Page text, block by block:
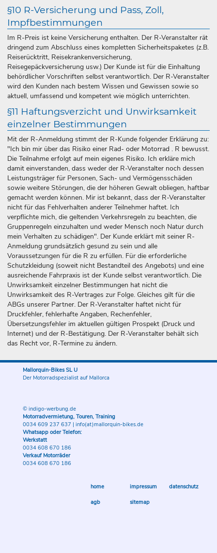
§10 R-Versicherung und Pass, Zoll,
Impfbestimmungen
Im R-Preis ist keine Versicherung enthalten. Der R-Veranstalter rät
dringend zum Abschluss eines kompletten Sicherheitspaketes (z.B.
Reiserücktritt, Reisekrankenversicherung,
Reisegepäckversicherung usw.) Der Kunde ist für die Einhaltung
behördlicher Vorschriften selbst verantwortlich. Der R-Veranstalter
wird den Kunden nach bestem Wissen und Gewissen sowie so
aktuell, umfassend und kompetent wie möglich unterrichten.
§11 Haftungsverzicht und Unwirksamkeit
einzelner Bestimmungen
Mit der R-Anmeldung stimmt der R-Kunde folgender Erklärung zu:
"Ich bin mir über das Risiko einer Rad- oder Motorrad . R bewusst.
Die Teilnahme erfolgt auf mein eigenes Risiko. Ich erkläre mich
damit einverstanden, dass weder der R-Veranstalter noch dessen
Leistungsträger für Personen, Sach- und Vermögensschäden
sowie weitere Störungen, die der höheren Gewalt obliegen, haftbar
gemacht werden können. Mir ist bekannt, dass der R-Veranstalter
nicht für das Fehlverhalten anderer Teilnehmer haftet. Ich
verpflichte mich, die geltenden Verkehrsregeln zu beachten, die
Gruppenregeln einzuhalten und weder Mensch noch Natur durch
mein Verhalten zu schädigen". Der Kunde erklärt mit seiner R-
Anmeldung grundsätzlich gesund zu sein und alle
Voraussetzungen für die R zu erfüllen. Für die erforderliche
Schutzkleidung (soweit nicht Bestandteil des Angebots) und eine
ausreichende Fahrpraxis ist der Kunde selbst verantwortlich. Die
Unwirksamkeit einzelner Bestimmungen hat nicht die
Unwirksamkeit des R-Vertrages zur Folge. Gleiches gilt für die
ABGs unserer Partner. Der R-Veranstalter haftet nicht für
Druckfehler, fehlerhafte Angaben, Rechenfehler,
Übersetzungsfehler im aktuellen gültigen Prospekt (Druck und
Internet) und der R-Bestätigung. Der R-Veranstalter behält sich
das Recht vor, R-Termine zu ändern.
Mallorquin-Bikes SL U
Der Motorradspezialist auf Mallorca
© indigo-werbung.de
Motorradvermietung, Touren, Training
0034 609 237 637 | info(at)mallorquin-bikes.de
Whatsapp oder Telefon:
Werkstatt
0034 608 670 186
Verkauf Motorräder
0034 608 670 186
home impressum datenschutz
agb sitemap